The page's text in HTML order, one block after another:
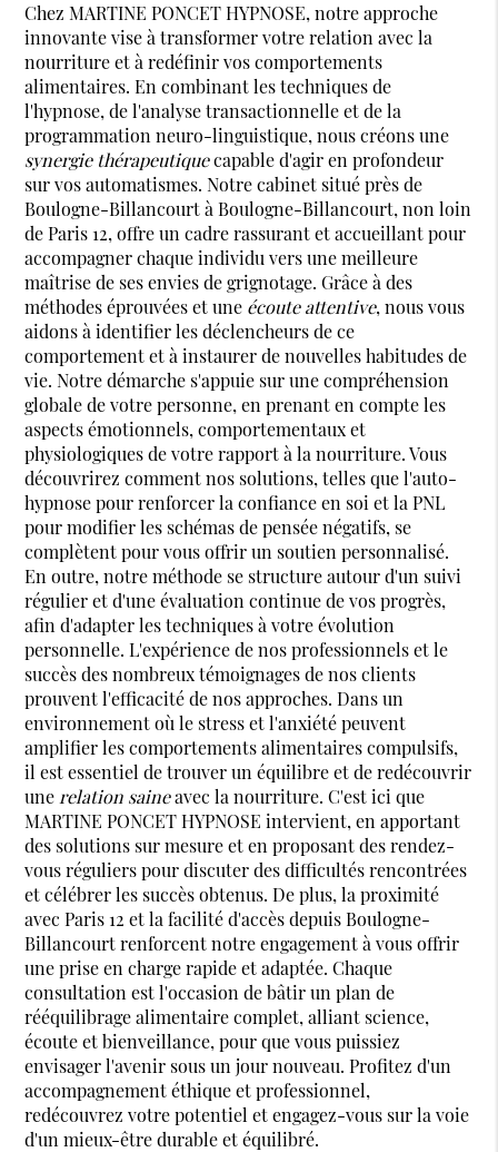
Chez MARTINE PONCET HYPNOSE, notre approche
innovante vise à transformer votre relation avec la
nourriture et à redéfinir vos comportements
alimentaires. En combinant les techniques de
l'hypnose, de l'analyse transactionnelle et de la
programmation neuro-linguistique, nous créons une
synergie thérapeutiquecapable d'agir en profondeur
sur vos automatismes. Notre cabinet situé près de
Boulogne-Billancourt à Boulogne-Billancourt, non loin
de Paris 12, offre un cadre rassurant et accueillant pour
accompagner chaque individu vers une meilleure
maîtrise de ses envies de grignotage. Grâce à des
méthodes éprouvées et une écoute attentive, nous vous
aidons à identifier les déclencheurs de ce
comportement et à instaurer de nouvelles habitudes de
vie. Notre démarche s'appuie sur une compréhension
globale de votre personne, en prenant en compte les
aspects émotionnels, comportementaux et
physiologiques de votre rapport à la nourriture. Vous
découvrirez comment nos solutions, telles que l'auto-
hypnose pour renforcer la confiance en soi et la PNL
pour modifier les schémas de pensée négatifs, se
complètent pour vous offrir un soutien personnalisé.
En outre, notre méthode se structure autour d'un suivi
régulier et d'une évaluation continue de vos progrès,
afin d'adapter les techniques à votre évolution
personnelle. L'expérience de nos professionnels et le
succès des nombreux témoignages de nos clients
prouvent l'efficacité de nos approches. Dans un
environnement où le stress et l'anxiété peuvent
amplifier les comportements alimentaires compulsifs,
il est essentiel de trouver un équilibre et de redécouvrir
une relation saineavec la nourriture. C'est ici que
MARTINE PONCET HYPNOSE intervient, en apportant
des solutions sur mesure et en proposant des rendez-
vous réguliers pour discuter des difficultés rencontrées
et célébrer les succès obtenus. De plus, la proximité
avec Paris 12 et la facilité d'accès depuis Boulogne-
Billancourt renforcent notre engagement à vous offrir
une prise en charge rapide et adaptée. Chaque
consultation est l'occasion de bâtir un plan de
rééquilibrage alimentaire complet, alliant science,
écoute et bienveillance, pour que vous puissiez
envisager l'avenir sous un jour nouveau. Profitez d'un
accompagnement éthique et professionnel,
redécouvrez votre potentiel et engagez-vous sur la voie
d'un mieux-être durable et équilibré.